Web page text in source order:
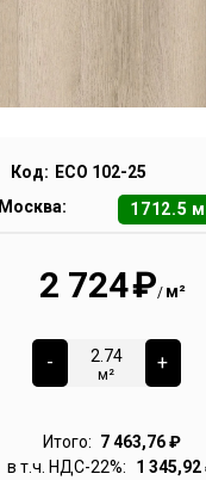
Код: ECO 102-25
Москва:
1712.5
2 724₽/ м²
-
м²
+
Итого: 7 463,76₽
в т.ч. НДС-22%:
1 345,92